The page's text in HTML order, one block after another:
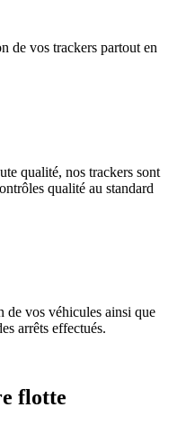
de vos trackers partout en
qualité, nos trackers sont
qualité au standard
de vos véhicules ainsi que
arrêts effectués.
flotte